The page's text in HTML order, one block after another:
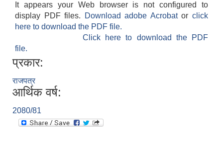
It appears your Web browser is not configured to
display PDF files.
Download adobe Acrobatorclick
here to download the PDF file.
Click here to download the PDF
file.
प्रकार:
राजपत्र
आर्थिक वर्ष:
2080/81